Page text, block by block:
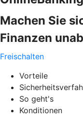
Machen Sie
Finanzen
Freischalten
Vorteile
So geht's
Konditionen